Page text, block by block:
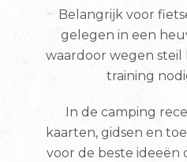
Belangrijk voor
gelegen in een
waardoor wegen
training
In de camping
kaarten, gidsen en
voor de beste ideeën